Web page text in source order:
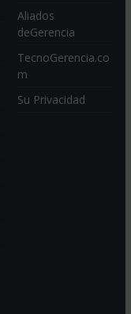
Aliados
deGerencia
TecnoGerencia.co
m
Su Privacidad